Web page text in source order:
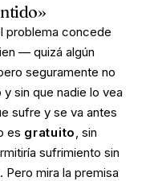
problema concede
— quizá algún
seguramente no
sin que nadie lo vea
sufre y se va antes
es gratuito, sin
sufrimiento sin
mira la premisa